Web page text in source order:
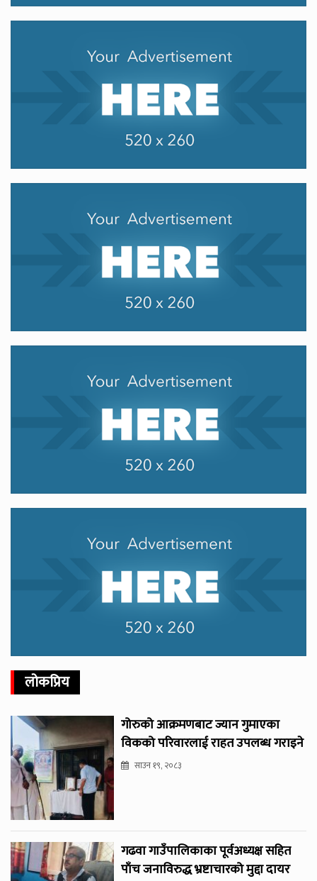
लोकप्रिय
गोरुको आक्रमणबाट ज्यान गुमाएका
विकको परिवारलाई राहत उपलब्ध गराइने
साउन १९, २०८३
गढवा गाउँपालिकाका पूर्वअध्यक्ष सहित
पाँच जनाविरुद्ध भ्रष्टाचारको मुद्दा दायर